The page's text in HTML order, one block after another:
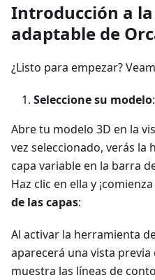
Introducción a
adaptable de
¿Listo para empezar?
Seleccione su modelo:
Abre tu modelo 3D en la
vez seleccionado, verás
capa variable en la barra
Haz clic en ella y
de las capas:
Al activar la herramienta
aparecerá una vista previa
muestra las líneas de